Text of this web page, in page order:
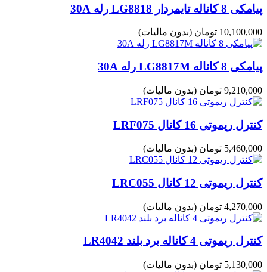
پیامکی 8 کاناله تایمردار LG8818 رله 30A
10,100,000 تومان (بدون مالیات)
پیامکی 8 کاناله LG8817M رله 30A
9,210,000 تومان (بدون مالیات)
کنترل ریموتی 16 کانال LRF075
5,460,000 تومان (بدون مالیات)
کنترل ریموتی 12 کانال LRC055
4,270,000 تومان (بدون مالیات)
کنترل ریموتی 4 کاناله برد بلند LR4042
5,130,000 تومان (بدون مالیات)